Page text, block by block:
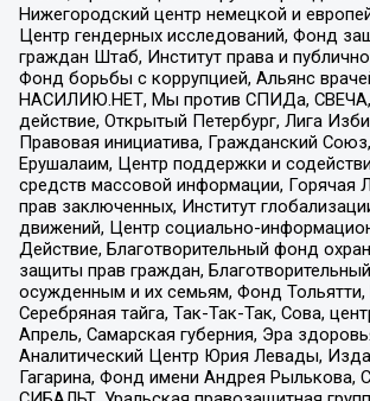
Нижегородский центр немецкой и
Центр гендерных исследований, Фонд
граждан Штаб, Институт права и
Фонд борьбы с коррупцией, Альянс
НАСИЛИЮ.НЕТ, Мы против СПИДа, СВЕЧА,
действие, Открытый Петербург, Лига
Правовая инициатива, Гражданский
Ерушалаим, Центр поддержки и
средств массовой информации, Горячая
прав заключенных, Институт
движений, Центр социально-
Действие, Благотворительный фонд
защиты прав граждан,
осужденным и их семьям, Фонд
Серебряная тайга, Так-Так-Так, Сова,
Апрель, Самарская губерния, Эра
Аналитический Центр Юрия Левады,
Гагарина, Фонд имени Андрея Рылькова,